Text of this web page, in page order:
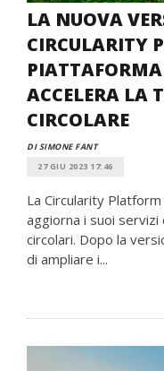
LA NUOVA
CIRCULARITY
ACCELERA LA
CIRCOLARE
DI SIMONE FANT
27 GIU 2023 17:46
La Circularity
aggiorna i suoi
circolari. Dopo la
di ampliare i...